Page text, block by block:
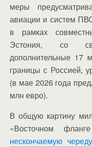
меры
авиации и систем
в рамках
Эстония, со
дополнительные 17
границы с Россией,
(в мае 2026 года
млн евро).
В общую картину
«Восточном
нескончаемую